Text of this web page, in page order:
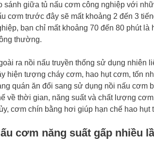
sánh giữa tủ nấu cơm công nghiệp với
cơm trước đây sẽ mất khoảng 2 đến 3
bạn chỉ mất khoảng 70 đến 80 phút
thường.
ra nồi nấu truyền thống sử dụng nhiên
hiện tượng cháy cơm, hao hụt cơm, tốn
quán ăn đổi sang sử dụng nồi nấu cơm
về thời gian, năng suất và chất lượng
cơm chín bằng hơi giúp hạn chế hao hụt
cơm năng suất gấp nhiều